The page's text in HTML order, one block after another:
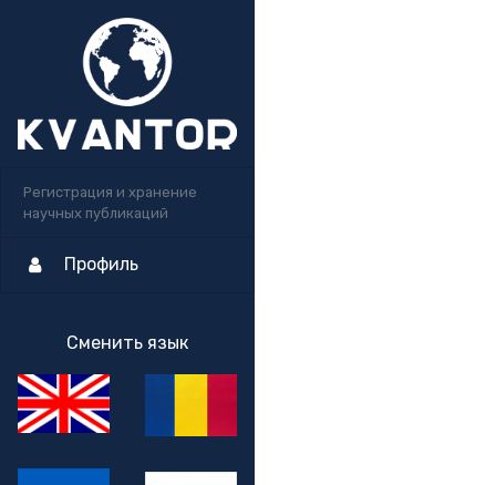
Регистрация и хранение
научных публикаций
Профиль
Сменить язык